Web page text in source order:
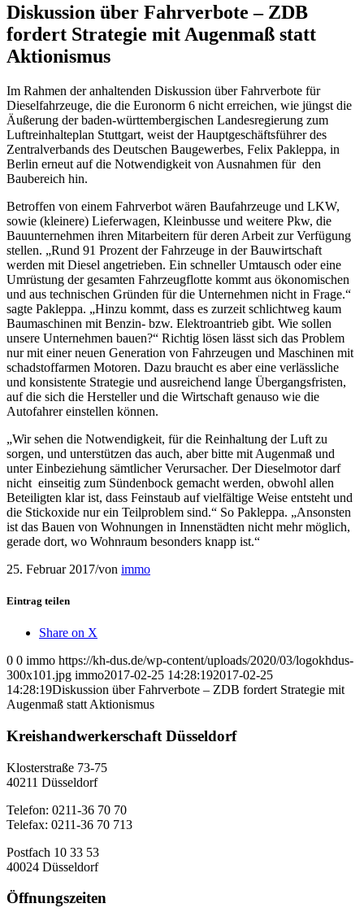
Diskussion über Fahrverbote – ZDB
fordert Strategie mit Augenmaß statt
Aktionismus
Im Rahmen der anhaltenden Diskussion über Fahrverbote für
Dieselfahrzeuge, die die Euronorm 6 nicht erreichen, wie jüngst die
Äußerung der baden-württembergischen Landesregierung zum
Luftreinhalteplan Stuttgart, weist der Hauptgeschäftsführer des
Zentralverbands des Deutschen Baugewerbes, Felix Pakleppa, in
Berlin erneut auf die Notwendigkeit von Ausnahmen für den
Baubereich hin.
Betroffen von einem Fahrverbot wären Baufahrzeuge und LKW,
sowie (kleinere) Lieferwagen, Kleinbusse und weitere Pkw, die
Bauunternehmen ihren Mitarbeitern für deren Arbeit zur Verfügung
stellen. „Rund 91 Prozent der Fahrzeuge in der Bauwirtschaft
werden mit Diesel angetrieben. Ein schneller Umtausch oder eine
Umrüstung der gesamten Fahrzeugflotte kommt aus ökonomischen
und aus technischen Gründen für die Unternehmen nicht in Frage.“
sagte Pakleppa. „Hinzu kommt, dass es zurzeit schlichtweg kaum
Baumaschinen mit Benzin- bzw. Elektroantrieb gibt. Wie sollen
unsere Unternehmen bauen?“ Richtig lösen lässt sich das Problem
nur mit einer neuen Generation von Fahrzeugen und Maschinen mit
schadstoffarmen Motoren. Dazu braucht es aber eine verlässliche
und konsistente Strategie und ausreichend lange Übergangsfristen,
auf die sich die Hersteller und die Wirtschaft genauso wie die
Autofahrer einstellen können.
„Wir sehen die Notwendigkeit, für die Reinhaltung der Luft zu
sorgen, und unterstützen das auch, aber bitte mit Augenmaß und
unter Einbeziehung sämtlicher Verursacher. Der Dieselmotor darf
nicht einseitig zum Sündenbock gemacht werden, obwohl allen
Beteiligten klar ist, dass Feinstaub auf vielfältige Weise entsteht und
die Stickoxide nur ein Teilproblem sind.“ So Pakleppa. „Ansonsten
ist das Bauen von Wohnungen in Innenstädten nicht mehr möglich,
gerade dort, wo Wohnraum besonders knapp ist.“
25. Februar 2017/von immo
Eintrag teilen
Share on X
0 0 immo https://kh-dus.de/wp-content/uploads/2020/03/logokhdus-
300x101.jpg immo2017-02-25 14:28:192017-02-25
14:28:19Diskussion über Fahrverbote – ZDB fordert Strategie mit
Augenmaß statt Aktionismus
Kreishandwerkerschaft Düsseldorf
Klosterstraße 73-75
40211 Düsseldorf
Telefon: 0211-36 70 70
Telefax: 0211-36 70 713
Postfach 10 33 53
40024 Düsseldorf
Öffnungszeiten